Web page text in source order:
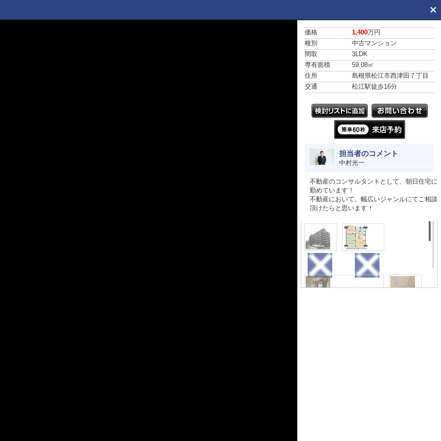
価格 1,400万円
種別
中古マンション
間取
3LDK
専有面積
59.08㎡
住所
島根県松江市西津田７丁目
交通
松江駅徒歩16分
担当者のコメント
中村光一
不動産のコンサルタントとして、朝日住宅に
勤めています！
不動産において、幅広いジャンルにてご相談
頂けたらと思います！
外観 間取り